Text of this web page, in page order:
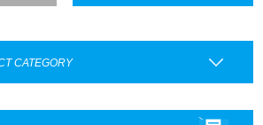
CATEGORY